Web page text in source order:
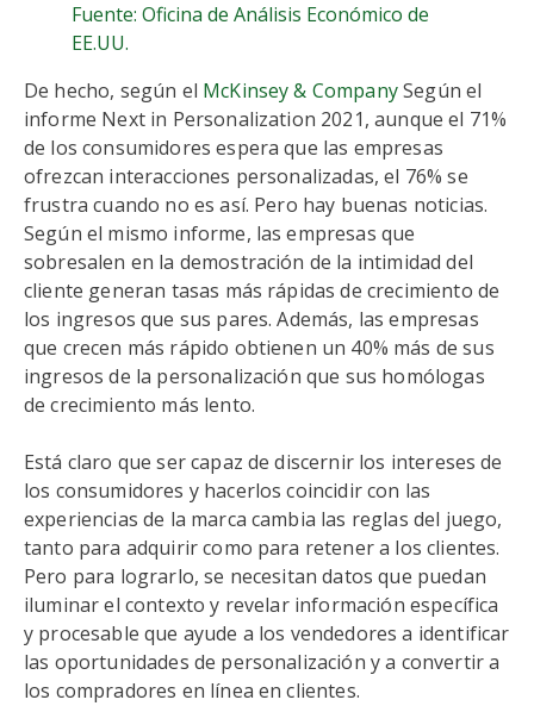
Fuente: Oficina de Análisis Económico de
EE.UU.
De hecho, según el McKinsey & CompanySegún el
informe Next in Personalization 2021, aunque el 71%
de los consumidores espera que las empresas
ofrezcan interacciones personalizadas, el 76% se
frustra cuando no es así. Pero hay buenas noticias.
Según el mismo informe, las empresas que
sobresalen en la demostración de la intimidad del
cliente generan tasas más rápidas de crecimiento de
los ingresos que sus pares. Además, las empresas
que crecen más rápido obtienen un 40% más de sus
ingresos de la personalización que sus homólogas
de crecimiento más lento.
Está claro que ser capaz de discernir los intereses de
los consumidores y hacerlos coincidir con las
experiencias de la marca cambia las reglas del juego,
tanto para adquirir como para retener a los clientes.
Pero para lograrlo, se necesitan datos que puedan
iluminar el contexto y revelar información específica
y procesable que ayude a los vendedores a identificar
las oportunidades de personalización y a convertir a
los compradores en línea en clientes.